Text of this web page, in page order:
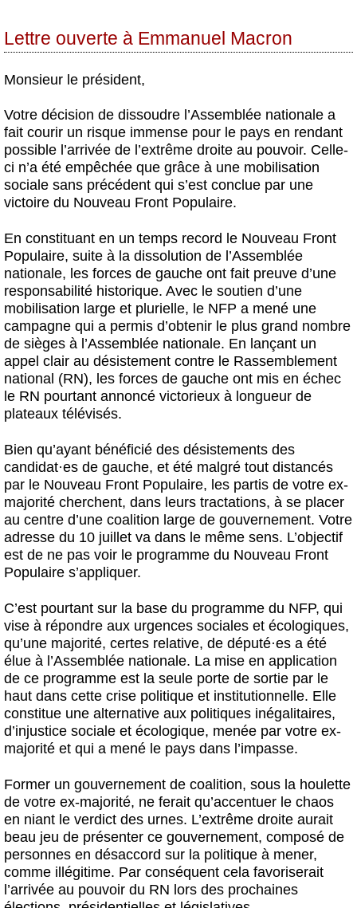
Lettre ouverte à Emmanuel Macron
Monsieur le président,
Votre décision de dissoudre l’Assemblée nationale a
fait courir un risque immense pour le pays en rendant
possible l’arrivée de l’extrême droite au pouvoir. Celle-
ci n’a été empêchée que grâce à une mobilisation
sociale sans précédent qui s’est conclue par une
victoire du Nouveau Front Populaire.
En constituant en un temps record le Nouveau Front
Populaire, suite à la dissolution de l’Assemblée
nationale, les forces de gauche ont fait preuve d’une
responsabilité historique. Avec le soutien d’une
mobilisation large et plurielle, le NFP a mené une
campagne qui a permis d’obtenir le plus grand nombre
de sièges à l’Assemblée nationale. En lançant un
appel clair au désistement contre le Rassemblement
national (RN), les forces de gauche ont mis en échec
le RN pourtant annoncé victorieux à longueur de
plateaux télévisés.
Bien qu’ayant bénéficié des désistements des
candidat·es de gauche, et été malgré tout distancés
par le Nouveau Front Populaire, les partis de votre ex-
majorité cherchent, dans leurs tractations, à se placer
au centre d’une coalition large de gouvernement. Votre
adresse du 10 juillet va dans le même sens. L’objectif
est de ne pas voir le programme du Nouveau Front
Populaire s’appliquer.
C’est pourtant sur la base du programme du NFP, qui
vise à répondre aux urgences sociales et écologiques,
qu’une majorité, certes relative, de député·es a été
élue à l’Assemblée nationale. La mise en application
de ce programme est la seule porte de sortie par le
haut dans cette crise politique et institutionnelle. Elle
constitue une alternative aux politiques inégalitaires,
d’injustice sociale et écologique, menée par votre ex-
majorité et qui a mené le pays dans l’impasse.
Former un gouvernement de coalition, sous la houlette
de votre ex-majorité, ne ferait qu’accentuer le chaos
en niant le verdict des urnes. L’extrême droite aurait
beau jeu de présenter ce gouvernement, composé de
personnes en désaccord sur la politique à mener,
comme illégitime. Par conséquent cela favoriserait
l’arrivée au pouvoir du RN lors des prochaines